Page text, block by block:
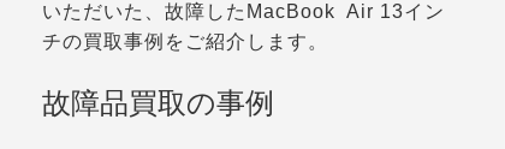
いただいた、故障したMacBook Air 13イン
チの買取事例をご紹介します。
故障品買取の事例